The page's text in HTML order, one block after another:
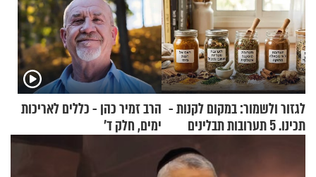
לגזור ולשמור: במקום לקנות -
תכינו. 5 תערובות תבלינים
הרב זמיר כהן - כללים לאריכות
ימים, חלק ד’